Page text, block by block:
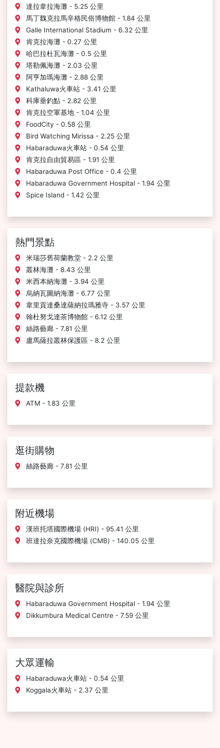
達拉韋拉海灘 - 5.25 公里
馬丁魏克拉馬辛格民俗博物館 - 1.84 公里
Galle International Stadium - 6.32 公里
肯克拉海灘 - 0.27 公里
哈巴拉杜瓦海灘 - 0.5 公里
塔勒佩海灘 - 2.03 公里
阿亨加瑪海灘 - 2.88 公里
Kathaluwa火車站 - 3.41 公里
科庫垂釣點 - 2.82 公里
肯克拉空軍基地 - 1.04 公里
FoodCity - 0.58 公里
Bird Watching Mirissa - 2.25 公里
Habaraduwa火車站 - 0.54 公里
肯克拉自由貿易區 - 1.91 公里
Habaraduwa Post Office - 0.4 公里
Habaraduwa Government Hospital - 1.94 公里
Spice Island - 1.42 公里
熱門景點
米瑞莎舊荷蘭教堂 - 2.2 公里
叢林海灘 - 8.43 公里
米西本納海灘 - 3.94 公里
烏納瓦圖納海灘 - 6.77 公里
韋里貢達桑達薩納拉瑪雅寺 - 3.57 公里
翰杜努戈達茶博物館 - 6.12 公里
絲路藝廊 - 7.81 公里
盧馬薩拉叢林保護區 - 8.2 公里
提款機
ATM - 1.83 公里
逛街購物
絲路藝廊 - 7.81 公里
附近機場
漢班托塔國際機場 (HRI) - 95.41 公里
班達拉奈克國際機場 (CMB) - 140.05 公里
醫院與診所
Habaraduwa Government Hospital - 1.94 公里
Dikkumbura Medical Centre - 7.59 公里
大眾運輸
Habaraduwa火車站 - 0.54 公里
Koggala火車站 - 2.37 公里